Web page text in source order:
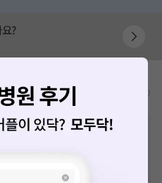
?
비급여/급여 진료란?
실제 가격과 상이할 수 있으니, 정확